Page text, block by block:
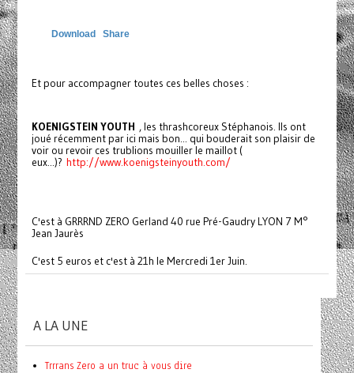
Download Share
Et pour accompagner toutes ces belles choses :
KOENIGSTEIN YOUTH , les thrashcoreux Stéphanois. Ils ont
joué récemment par ici mais bon... qui bouderait son plaisir de
voir ou revoir ces trublions mouiller le maillot (
eux...)? http://www.koenigsteinyouth.com/
C'est à GRRRND ZERO Gerland 40 rue Pré-Gaudry LYON 7 M°
Jean Jaurès
C'est 5 euros et c'est à 21h le Mercredi 1er Juin.
A LA UNE
Trrrans Zero a un truc à vous dire